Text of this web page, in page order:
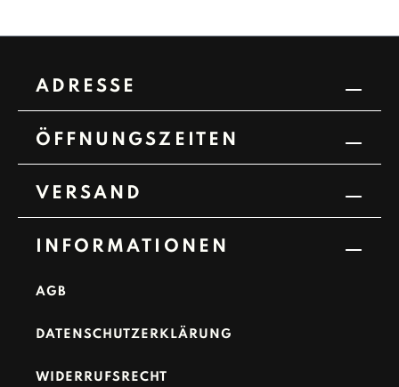
ADRESSE
ÖFFNUNGSZEITEN
VERSAND
INFORMATIONEN
AGB
DATENSCHUTZERKLÄRUNG
WIDERRUFSRECHT